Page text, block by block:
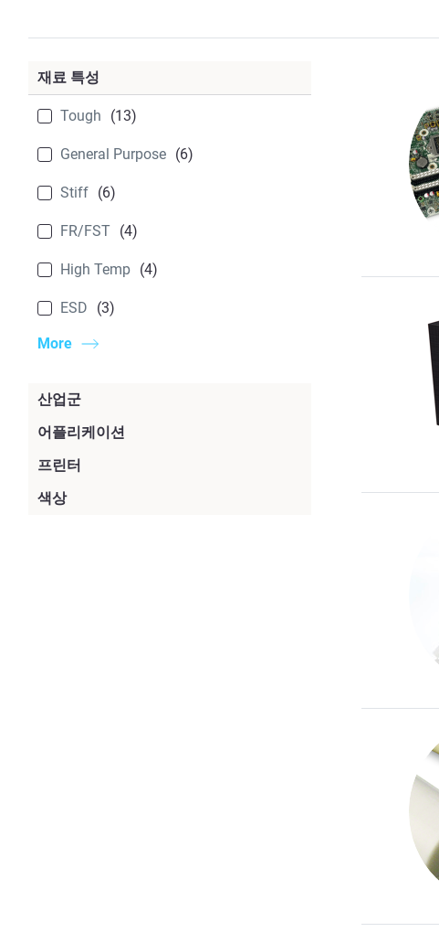
재료 특성
Tough (13)
General Purpose (6)
Stiff (6)
FR/FST (4)
High Temp (4)
ESD (3)
More
산업군
소비재 (25)
자동차
우주항공
어플리케이션
제조
지그 및 고정구
프린터
F900
색상